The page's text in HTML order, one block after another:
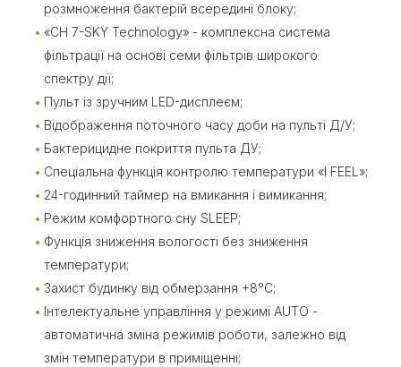
розмноження бактерій всередині блоку;
«CH 7-SKY Technology» - комплексна система
фільтрації на основі семи фільтрів широкого
спектру дії;
Пульт із зручним LED-дисплеєм;
Відображення поточного часу доби на пульті Д/У;
Бактерицидне покриття пульта ДУ;
Спеціальна функція контролю температури «I FEEL»;
24-годинний таймер на вмикання і вимикання;
Режим комфортного сну SLЕЕР;
Функція зниження вологості без зниження
температури;
Захист будинку від обмерзання +8°C;
Інтелектуальне управління у режимі AUTO -
автоматична зміна режимів роботи, залежно від
змін температури в приміщенні;